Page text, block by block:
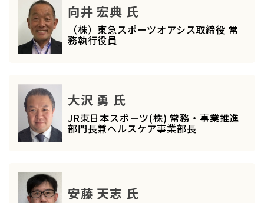
向井 宏典 氏
（株）東急スポーツオアシス取締役 常
務執行役員
大沢 勇 氏
JR東日本スポーツ(株) 常務・事業推進
部門長兼ヘルスケア事業部長
安藤 天志 氏